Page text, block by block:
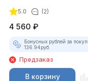
5.0 (2)
4 560 ₽
Бонусных рублей за
136.94руб.
Предзаказ
В корзину